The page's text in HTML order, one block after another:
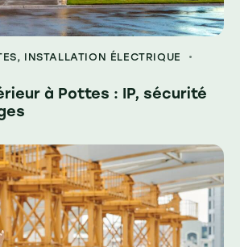
, INSTALLATION ÉLECTRIQUE
à Pottes : IP, sécurité